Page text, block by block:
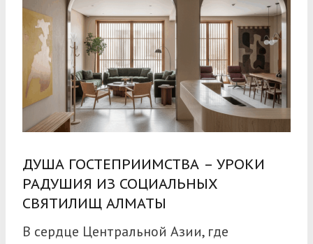
ДУША ГОСТЕПРИИМСТВА – УРОКИ
РАДУШИЯ ИЗ СОЦИАЛЬНЫХ
СВЯТИЛИЩ АЛМАТЫ
В сердце Центральной Азии, где